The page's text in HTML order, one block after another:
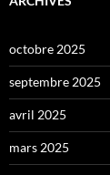
octobre 2025
septembre 2025
avril 2025
mars 2025